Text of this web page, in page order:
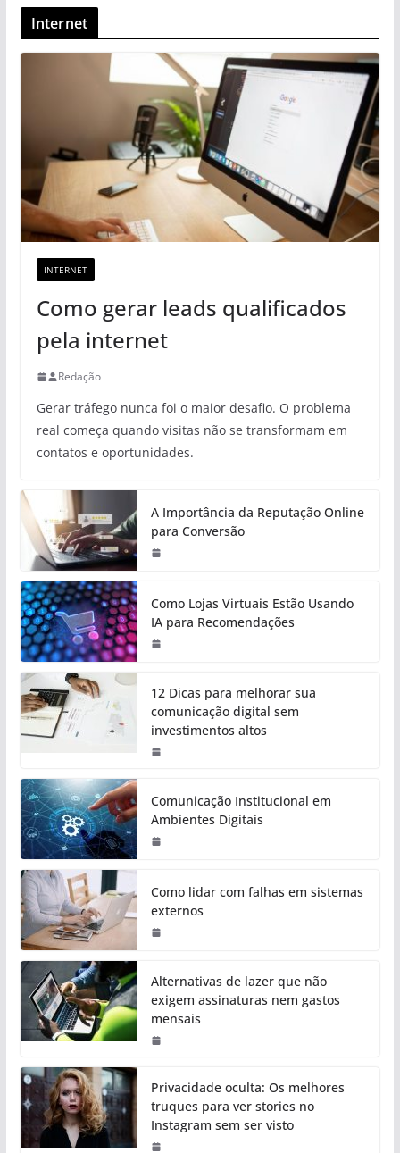
Internet
INTERNET
Como gerar leads qualificados
pela internet
Redação
Gerar tráfego nunca foi o maior desafio. O problema
real começa quando visitas não se transformam em
contatos e oportunidades.
A Importância da Reputação Online
para Conversão
Como Lojas Virtuais Estão Usando
IA para Recomendações
12 Dicas para melhorar sua
comunicação digital sem
investimentos altos
Comunicação Institucional em
Ambientes Digitais
Como lidar com falhas em sistemas
externos
Alternativas de lazer que não
exigem assinaturas nem gastos
mensais
Privacidade oculta: Os melhores
truques para ver stories no
Instagram sem ser visto